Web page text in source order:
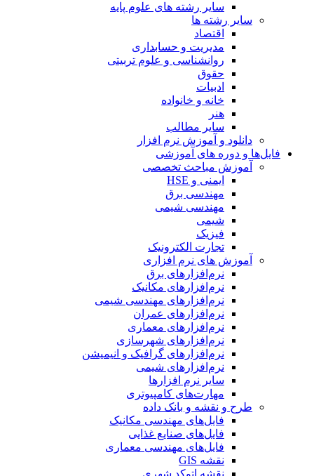
سایر رشته های علوم پایه
سایر رشته ها
اقتصاد
مدیریت و حسابداری
روانشناسی و علوم تربیتی
حقوق
ادبیات
خانه و خانواده
هنر
سایر مطالب
دانلود و آموزش نرم افزار
فایل‌ها و دوره های آموزشی
آموزش مباحث تخصصی
ایمنی و HSE
مهندسی برق
مهندسی شیمی
شیمی
فیزیک
تجارت الکترونیک
آموزش های نرم افزاری
نرم‌افزارهای برق
نرم‌افزارهای مکانیک
نرم‌افزارهای مهندسی شیمی
نرم‌افزارهای عمران
نرم‌افزارهای معماری
نرم‌افزارهای شهرسازی
نرم‌افزارهای گرافیک و انیمیشن
نرم‌افزارهای شیمی
سایر نرم افزارها
مهارت‌های کامپیوتری
طرح و نقشه و بانک داده
فایل‌های مهندسی مکانیک
فایل‌های صنایع غذایی
فایل‌های مهندسی معماری
نقشه GIS
نقشه اتوکد شهری